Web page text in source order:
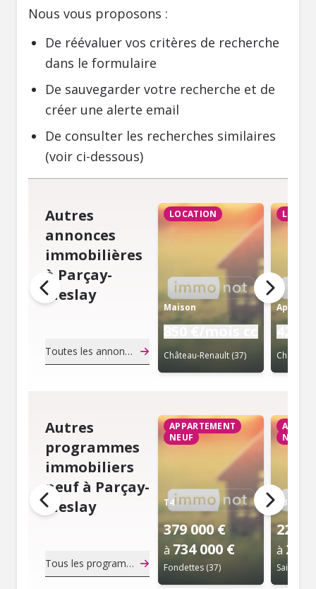
Nous vous proposons :
De réévaluer vos critères de recherche
dans le formulaire
De sauvegarder votre recherche et de
créer une alerte email
De consulter les recherches similaires
(voir ci-dessous)
Autres
annonces
immobilières
à Parçay-
Meslay
Toutes les annonces de notaire
LOCATION
Maison
Château-Renault (37)
Autres
programmes
immobiliers
neuf à Parçay-
Meslay
Tous les programmes immobiliers neuf
APPARTEMENT
NEUF
T4
379 000 €
à 734 000 €
Fondettes (37)
NEUF
T3
224
à 254